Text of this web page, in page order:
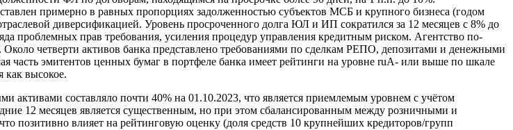
примерно в равных пропорциях задолженностью субъектов МСБ и крупного бизнеса (годом
диверсификацией. Уровень просроченного долга ЮЛ и ИП сократился за 12 месяцев с 8% до
проблемных прав требования, усиления процедур управления кредитным риском. Агентство по-
четверти активов банка представлено требованиями по сделкам РЕПО, депозитами и денежными
часть эмитентов ценных бумаг в портфеле банка имеет рейтинги на уровне ruA- или выше по шкале
как высокое.
активами составляло почти 40% на 01.10.2023, что является приемлемым уровнем с учётом
12 месяцев является существенным, но при этом сбалансированным между розничными и
позитивно влияет на рейтинговую оценку (доля средств 10 крупнейших кредиторов/групп